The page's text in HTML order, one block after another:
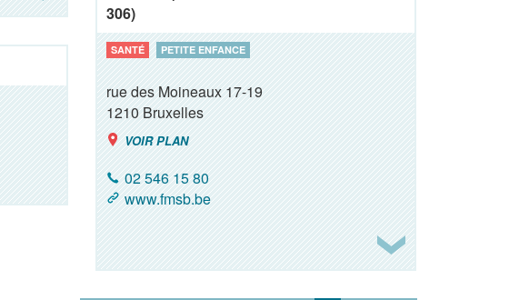
306)
SANTÉ PETITE ENFANCE
rue des Moineaux 17-19
1210Bruxelles
VOIR PLAN
02 546 15 80
www.fmsb.be